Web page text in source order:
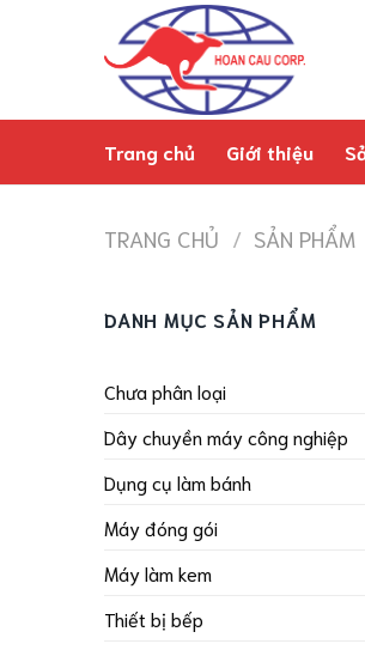
Trang chủ Giới thiệu
TRANG CHỦ / SẢN PHẨM
DANH MỤC SẢN PHẨM
Chưa phân loại
Dây chuyền máy công nghiệp
Dụng cụ làm bánh
Máy đóng gói
Máy làm kem
Thiết bị bếp